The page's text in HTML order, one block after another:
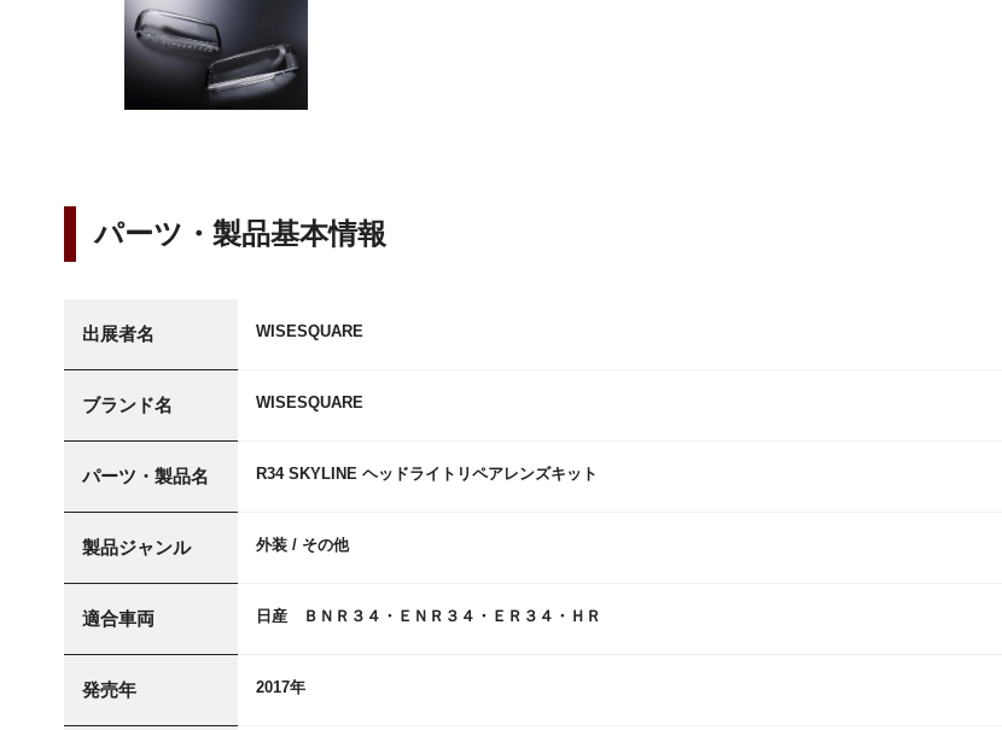
パーツ・製品基本情報
出展者名 WISESQUARE
ブランド名 WISESQUARE
パーツ・製品名 R34 SKYLINE ヘッドライトリペアレンズキット
製品ジャンル 外装 / その他
適合車両 日産 ＢＮＲ３４・ＥＮＲ３４・ＥＲ３４・ＨＲ
発売年 2017年